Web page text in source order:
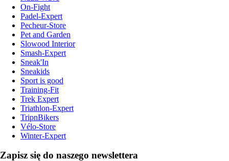
On-Fight
Padel-Expert
Pecheur-Store
Pet and Garden
Slowood Interior
Smash-Expert
Sneak'In
Sneakids
Sport is good
Training-Fit
Trek Expert
Triathlon-Expert
TripnBikers
Vélo-Store
Winter-Expert
Zapisz się do naszego newslettera